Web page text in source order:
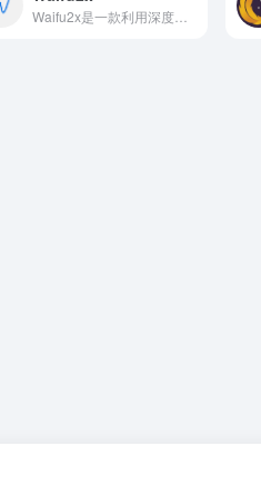
Waifu2x是一款利用深度学习实现的图像超分辨率与降噪系统。最初专为动漫、漫画等线条鲜明的画面设计，随后逐步扩展到照片、插画、游戏截图乃至老旧扫描件等多种场景。